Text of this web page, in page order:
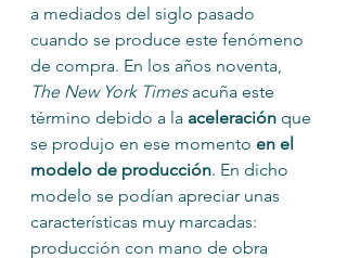
a mediados del siglo pasado
cuando se produce este fenómeno
de compra. En los años noventa,
The New York Times acuña este
término debido a la aceleración que
se produjo en ese momento en el
modelo de producción. En dicho
modelo se podían apreciar unas
características muy marcadas:
producción con mano de obra